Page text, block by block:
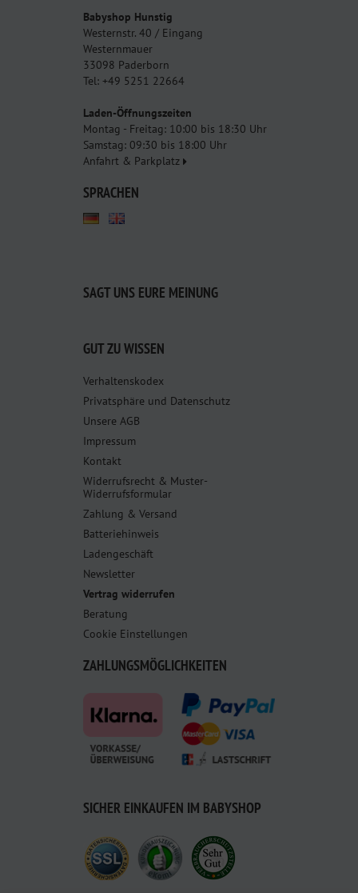
Babyshop Hunstig
Westernstr. 40 / Eingang
Westernmauer
33098 Paderborn
Tel: +49 5251 22664
Laden-Öffnungszeiten
Montag - Freitag: 10:00 bis 18:30 Uhr
Samstag: 09:30 bis 18:00 Uhr
Anfahrt & Parkplatz
SPRACHEN
SAGT UNS EURE MEINUNG
GUT ZU WISSEN
Verhaltenskodex
Privatsphäre und Datenschutz
Unsere AGB
Impressum
Kontakt
Widerrufsrecht & Muster-
Widerrufsformular
Zahlung & Versand
Batteriehinweis
Ladengeschäft
Newsletter
Vertrag widerrufen
Beratung
Cookie Einstellungen
ZAHLUNGSMÖGLICHKEITEN
SICHER EINKAUFEN IM BABYSHOP